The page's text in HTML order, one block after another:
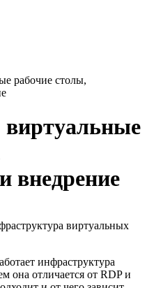
рабочие столы,
внедрение
виртуальных
инфраструктура
она отличается от RDP и